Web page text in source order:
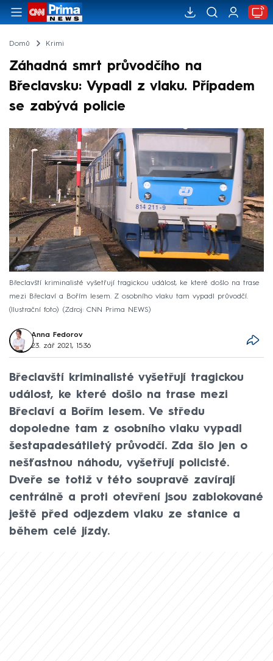
Domů Krimi
Záhadná smrt průvodčího na
Břeclavsku: Vypadl z vlaku. Případem
se zabývá policie
Břeclavští kriminalisté vyšetřují tragickou událost, ke které došlo na trase
mezi Břeclaví a Bořím lesem. Z osobního vlaku tam vypadl průvodčí.
(Ilustrační foto)
Zdroj: CNN Prima NEWS
Anna Fedorov
23. zář 2021, 15:36
Břeclavští kriminalisté vyšetřují tragickou
událost, ke které došlo na trase mezi
Břeclaví a Bořím lesem. Ve středu
dopoledne tam z osobního vlaku vypadl
šestapadesátiletý průvodčí. Zda šlo jen o
nešťastnou náhodu, vyšetřují policisté.
Dveře se totiž v této soupravě zavírají
centrálně a proti otevření jsou zablokované
ještě před odjezdem vlaku ze stanice a
během celé jízdy.